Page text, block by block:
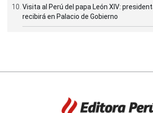
Visita al Perú del papa León XIV:
recibirá en Palacio de Gobierno